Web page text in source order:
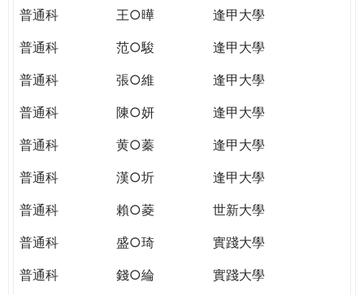
普通科
王○曄
逢甲大學
普通科
范○駿
逢甲大學
普通科
張○維
逢甲大學
普通科
陳○妍
逢甲大學
普通科
黄○蓁
逢甲大學
普通科
漢○圻
逢甲大學
普通科
賴○菱
世新大學
普通科
盛○琦
實踐大學
普通科
錢○綸
實踐大學